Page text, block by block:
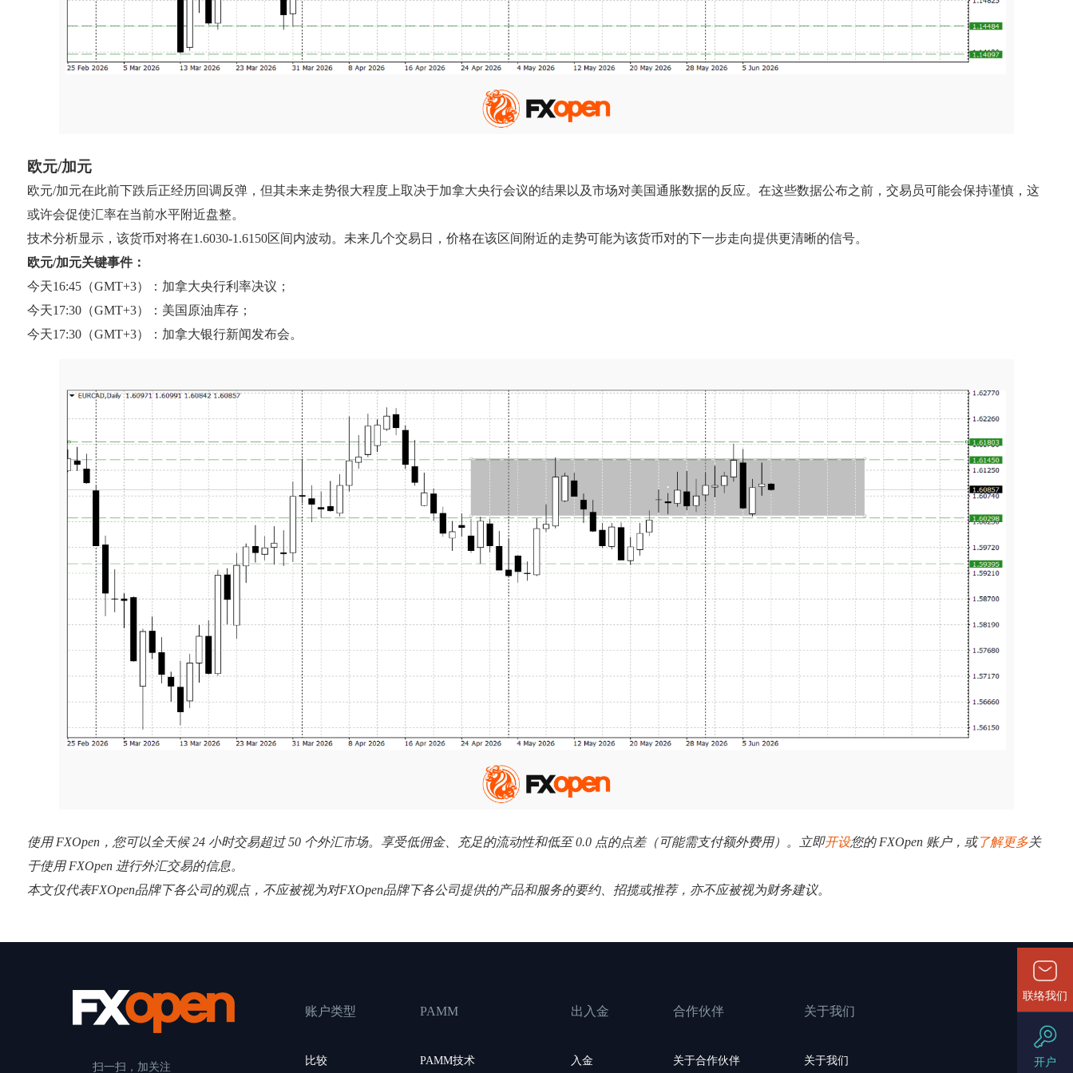
欧元/加元
欧元/加元在此前下跌后正经历回调反弹，但其未来走势很大程度上取决于加拿大央行会议的结果以及市场对美国通胀数据的反应。在这些数据公布之前，交易员可能会保持谨慎，这
或许会促使汇率在当前水平附近盘整。
技术分析显示，该货币对将在1.6030-1.6150区间内波动。未来几个交易日，价格在该区间附近的走势可能为该货币对的下一步走向提供更清晰的信号。
欧元/加元关键事件：
今天16:45（GMT+3）：加拿大央行利率决议；
今天17:30（GMT+3）：美国原油库存；
今天17:30（GMT+3）：加拿大银行新闻发布会。
使用 FXOpen，您可以全天候 24 小时交易超过 50 个外汇市场。享受低佣金、充足的流动性和低至 0.0 点的点差（可能需支付额外费用）。立即开设您的 FXOpen 账户，或了解更多关
于使用 FXOpen 进行外汇交易的信息。
本文仅代表FXOpen品牌下各公司的观点，不应被视为对FXOpen品牌下各公司提供的产品和服务的要约、招揽或推荐，亦不应被视为财务建议。
扫一扫，加关注
账户类型
比较
PAMM
PAMM技术
出入金
入金
合作伙伴
关于合作伙伴
关于我们
关于我们
联络我们
开户